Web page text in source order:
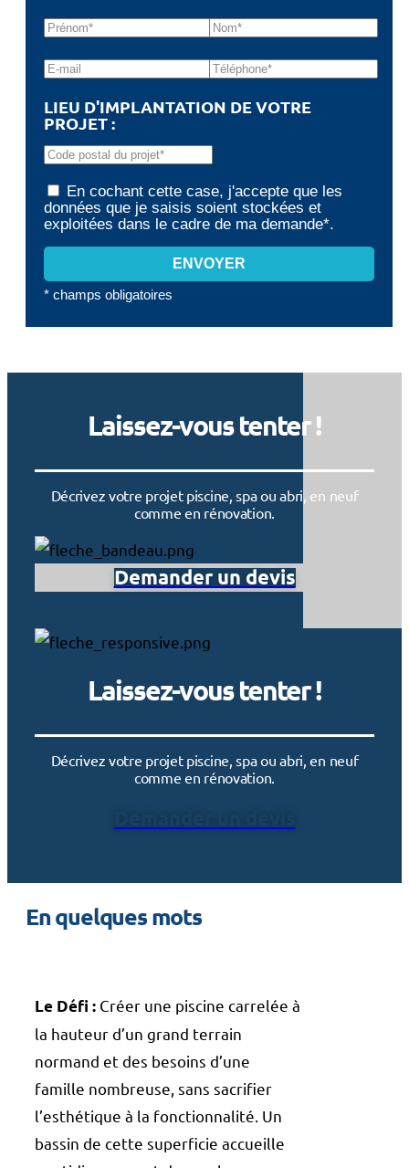
LIEU D'IMPLANTATION DE VOTRE
PROJET :
En cochant cette case, j'accepte que les
données que je saisis soient stockées et
exploitées dans le cadre de ma demande*.
* champs obligatoires
Laissez-vous tenter !
Décrivez votre projet piscine, spa ou abri, en neuf
comme en rénovation.
Demander un devis
Laissez-vous tenter !
Décrivez votre projet piscine, spa ou abri, en neuf
comme en rénovation.
En quelques mots
Le Défi : Créer une piscine carrelée à
la hauteur d’un grand terrain
normand et des besoins d’une
famille nombreuse, sans sacrifier
l’esthétique à la fonctionnalité. Un
bassin de cette superficie accueille